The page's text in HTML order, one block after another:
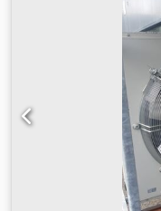
37° Bulkvægt: 1,7 kg/
2.500 t
Stabelkapacitet
Indføringsstørrelse:
18.252 mm (AA)
Aflæsningshøjde:
inkl. båndskrabere
mm Pladebredde:
Egenvægt: ca. 8.000 kg
fjernbetjening til
sammenklappelig